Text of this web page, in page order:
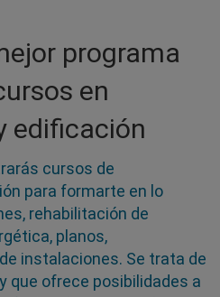
programa
en
edificación
cursos de
para formarte en lo
rehabilitación de
planos,
instalaciones. Se trata de
que ofrece posibilidades a